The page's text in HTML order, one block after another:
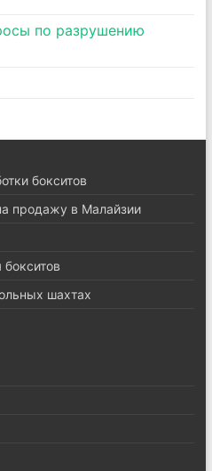
по разрушению
бокситов
продажу в Малайзии
шахтах